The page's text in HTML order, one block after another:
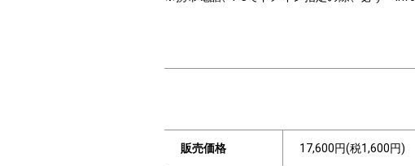
販売価格 17,600円(税1,600円)